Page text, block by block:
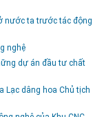
nước ta trước tác động
nghệ
dự án đầu tư chất
Lạc dâng hoa Chủ tịch